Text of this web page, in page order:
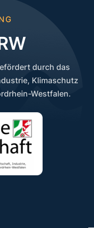
durch das
Klimaschutz
Westfalen.